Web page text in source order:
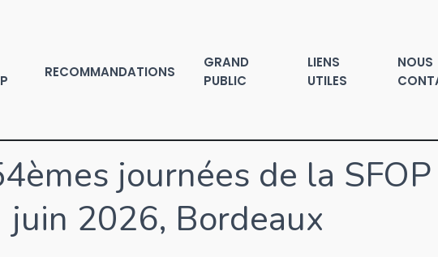
RECOMMANDATIONS
GRAND
PUBLIC
LIENS
UTILES
NOUS
journées de la
juin 2026, Bordeaux